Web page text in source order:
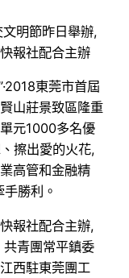
文明節昨日舉辦,
報社配合主辦
東莞市首屆
山莊景致區隆重
元1000多名優
擦出愛的火花,
高管和金融精
勝利。
報社配合主辦,
青團常平鎮委
西駐東莞團工